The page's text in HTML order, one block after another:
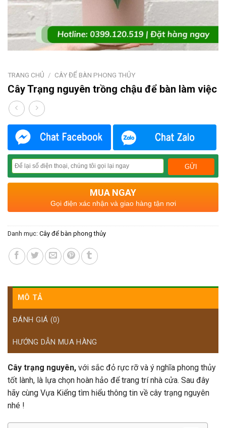
TRANG CHỦ / CÂY ĐỂ BÀN PHONG THỦY
Cây Trạng nguyên trồng chậu để bàn làm việc
MUA NGAY
Gọi điện xác nhận và giao hàng tận nơi
Danh mục: Cây để bàn phong thủy
MÔ TẢ
ĐÁNH GIÁ (0)
HƯỚNG DẪN MUA HÀNG
Cây trạng nguyên, với sắc đỏ rực rỡ và ý nghĩa phong thủy
tốt lành, là lựa chọn hoàn hảo để trang trí nhà cửa. Sau đây
hãy cùng Vựa Kiểng tìm hiểu thông tin về cây trạng nguyên
nhé !